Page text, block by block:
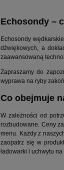
Echosondy –
Echosondy
dźwiękowych, a
zaawansowaną
Zapraszamy do
wyprawa na ryby
Co obejmuje
W zależności od
rozbudowane. Ceny
menu. Każdy z
zaopatrz się w
ładowarki i uchwytu na